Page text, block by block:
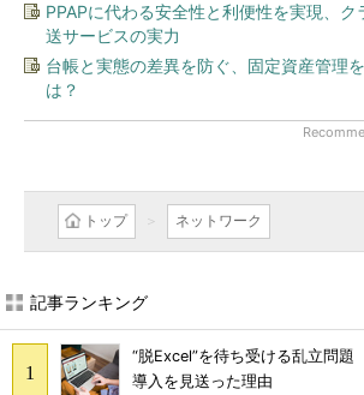
PPAPに代わる安全性と利便性を実現、
送サービスの実力
台帳と実態の差異を防ぐ、固定資産管理
は？
トップ ネットワーク
記事ランキング
“脱Excel”を待ち受ける乱立問
導入を見送った理由